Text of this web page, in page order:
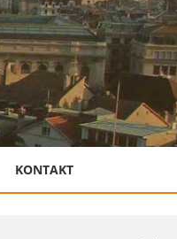
KONTAKT